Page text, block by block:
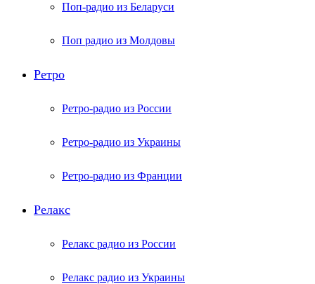
Поп-радио из Беларуси
Поп радио из Молдовы
Ретро
Ретро-радио из России
Ретро-радио из Украины
Ретро-радио из Франции
Релакс
Релакс радио из России
Релакс радио из Украины